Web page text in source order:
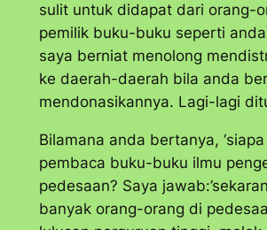
sulit untuk didapat dari orang-
pemilik buku-buku seperti
saya berniat menolong
ke daerah-daerah bila anda
mendonasikannya. Lagi-lagi
Bilamana anda bertanya,
pembaca buku-buku ilmu
pedesaan? Saya
banyak orang-orang di